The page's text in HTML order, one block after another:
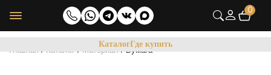
0
КаталогГде купить
Главная/Каталог/Материал/Бумага